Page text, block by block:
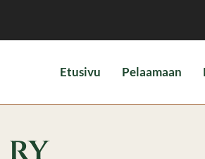
Etusivu Pelaamaan